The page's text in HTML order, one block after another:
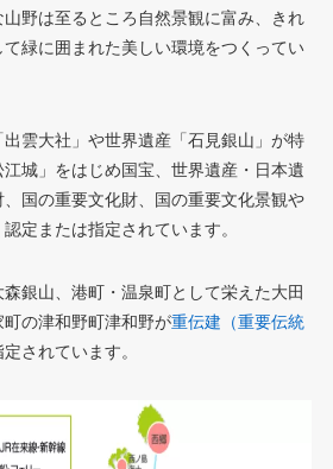
野は至るところ自然景観に富み、きれ
緑に囲まれた美しい環境をつくってい
雲大社」や世界遺産「石見銀山」が特
城」をはじめ国宝、世界遺産・日本遺
国の重要文化財、国の重要文化景観や
定または指定されています。
銀山、港町・温泉町として栄えた大田
の津和野町津和野が重伝建（重要伝統
定されています。